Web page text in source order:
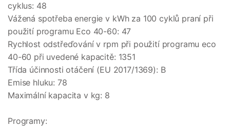
cyklus: 48
Vážená spotřeba energie v kWh za 100 cyklů praní při
použití programu Eco 40-60: 47
Rychlost odstřeďování v rpm při použití programu eco
40-60 při uvedené kapacitě: 1351
Třída účinnosti otáčení (EU 2017/1369): B
Emise hluku: 78
Maximální kapacita v kg: 8
Programy: